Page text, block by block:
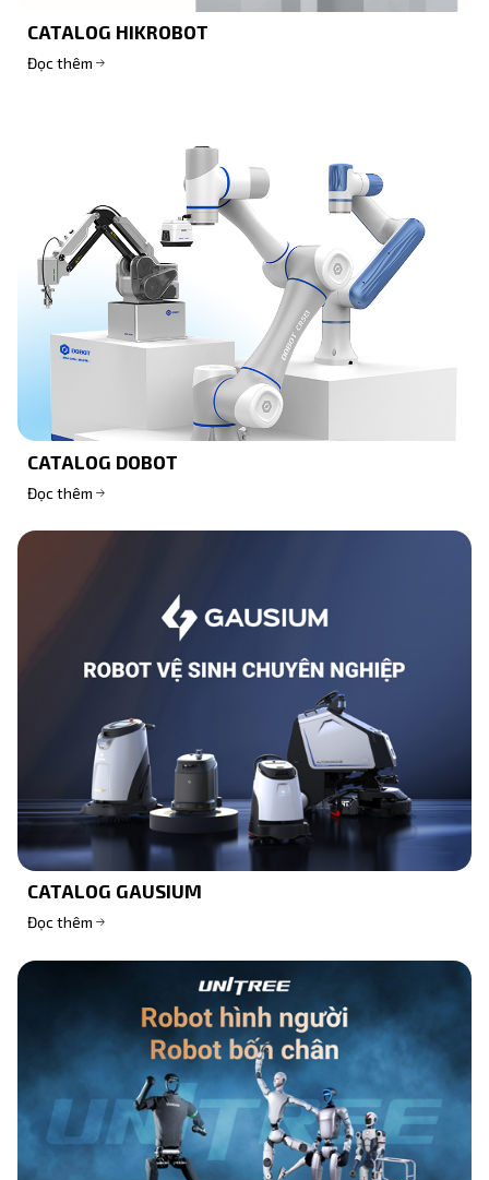
CATALOG HIKROBOT
Đọc thêm
CATALOG DOBOT
Đọc thêm
CATALOG GAUSIUM
Đọc thêm